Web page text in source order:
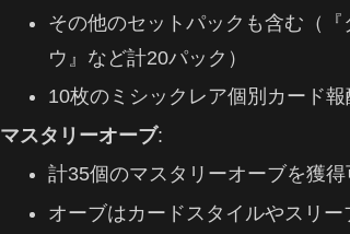
その他のセットパックも含む（
ウ』など計20パック）
10枚のミシックレア個別カード報
マスタリーオーブ:
計35個のマスタリーオーブを獲得
オーブはカードスタイルやスリー